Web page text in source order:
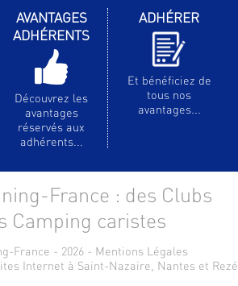
AVANTAGES
ADHÉRENTS
Découvrez les
avantages
réservés aux
adhérents...
ADHÉRER
Et bénéficiez de
tous nos
avantages...
France : des Clubs
Camping caristes
France - 2026 - Mentions Légales
Internet à Saint-Nazaire, Nantes et Rezé